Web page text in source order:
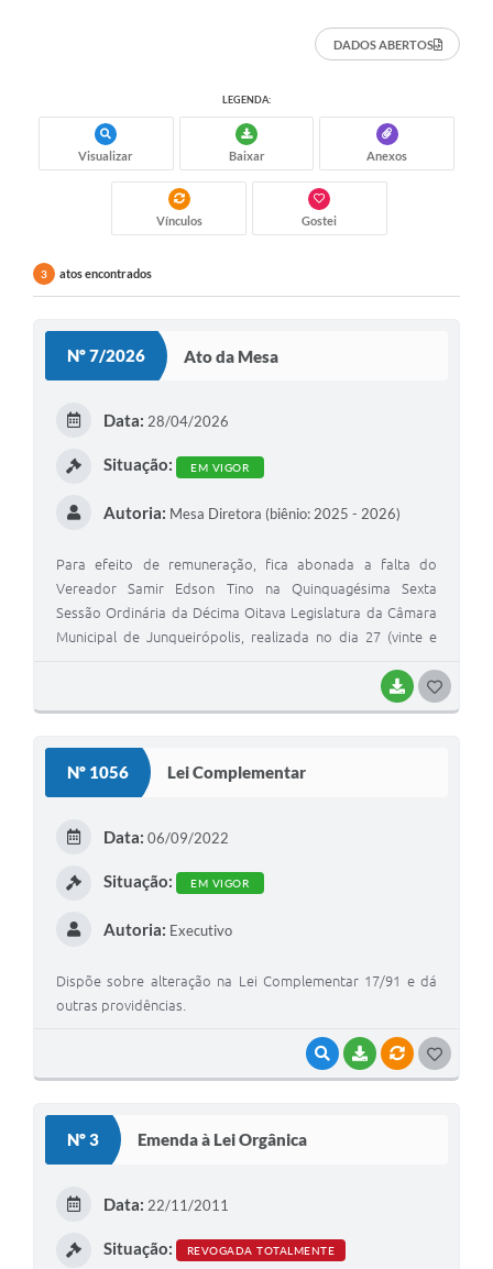
Diário Oficial
Notas Explicativas de itens do site
Consulta Popular
Governo Digital
Plano Estratégico
Pesquisa de satisfação
Obras
Carta de Serviços
Arquivos para Download
Plano de Contratação Anual
Contato
Concursos e Processos Seletivos
Galeria de Presidentes
Galeria de Fotos
Telefones Úteis
DADOS ABERTOS
LEGENDA:
Visualizar Baixar Anexos
Vínculos Gostei
3 atos encontrados
Nº 7/2026 Ato da Mesa
BAIXAR
Data: 28/04/2026
Situação: EM VIGOR
Autoria: Mesa Diretora (biênio: 2025 - 2026)
Para efeito de remuneração, fica abonada a falta do
Vereador Samir Edson Tino na Quinquagésima Sexta
Sessão Ordinária da Décima Oitava Legislatura da Câmara
Municipal de Junqueirópolis, realizada no dia 27 (vinte e
apresentado no setor de pessoal da Câmara Municipal.
Nº 1056 Lei Complementar
VISUALIZAR
BAIXARVÍNCULOS
Data: 06/09/2022
Situação: EM VIGOR
Autoria: Executivo
Dispõe sobre alteração na Lei Complementar 17/91 e dá
outras providências.
Nº 3 Emenda à Lei Orgânica
Data: 22/11/2011
Situação: REVOGADA TOTALMENTE